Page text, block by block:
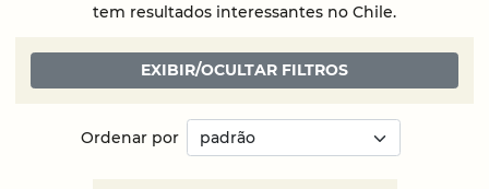
tem resultados interessantes no Chile.
EXIBIR/OCULTAR FILTROS
Ordenar por